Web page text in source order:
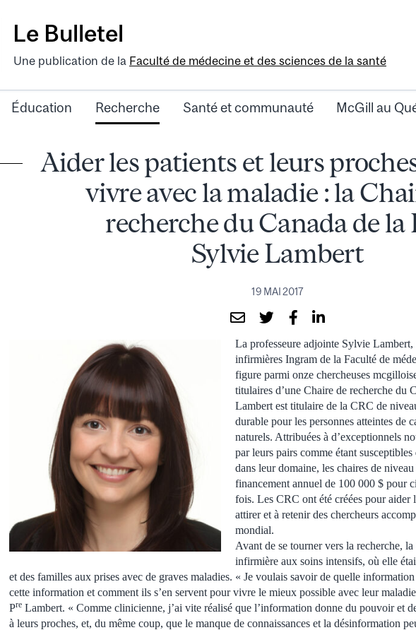
Le Bulletel
Une publication de la Faculté de médecine et des sciences de la santé
Éducation Recherche Santé et communauté McGill au
Aider les patients et leurs
vivre avec la maladie : la
recherche du Canada de la
Sylvie Lambert
19 MAI 2017
La professeure adjointe Sylvie Lambert,
infirmières Ingram de la Faculté de
figure parmi onze chercheuses
titulaires d’une Chaire de recherche du
Lambert est titulaire de la CRC de
durable pour les personnes atteintes de
naturels. Attribuées à d’exceptionnels
par leurs pairs comme étant
dans leur domaine, les chaires de niveau
financement annuel de 100 000 $ pour
fois. Les CRC ont été créées pour aider
attirer et à retenir des chercheurs
mondial.
Avant de se tourner vers la recherche, la
infirmière aux soins intensifs, où elle
et des familles aux prises avec de graves maladies. « Je voulais savoir de quelle
cette information et comment ils s’en servent pour vivre le mieux possible avec leur
Pre Lambert. « Comme clinicienne, j’ai vite réalisé que l’information donne du pouvoir et
à leurs proches, et, du même coup, que le manque de connaissances et la désinformation